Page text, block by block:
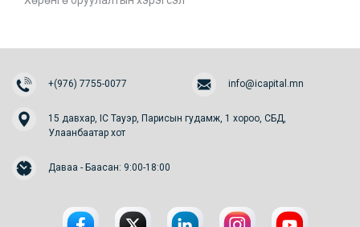
+(976) 7755-0077 info@icapital.mn
15 давхар, IC Тауэр, Парисын гудамж, 1 хороо, СБД,
Улаанбаатар хот
Даваа - Баасан: 9:00-18:00